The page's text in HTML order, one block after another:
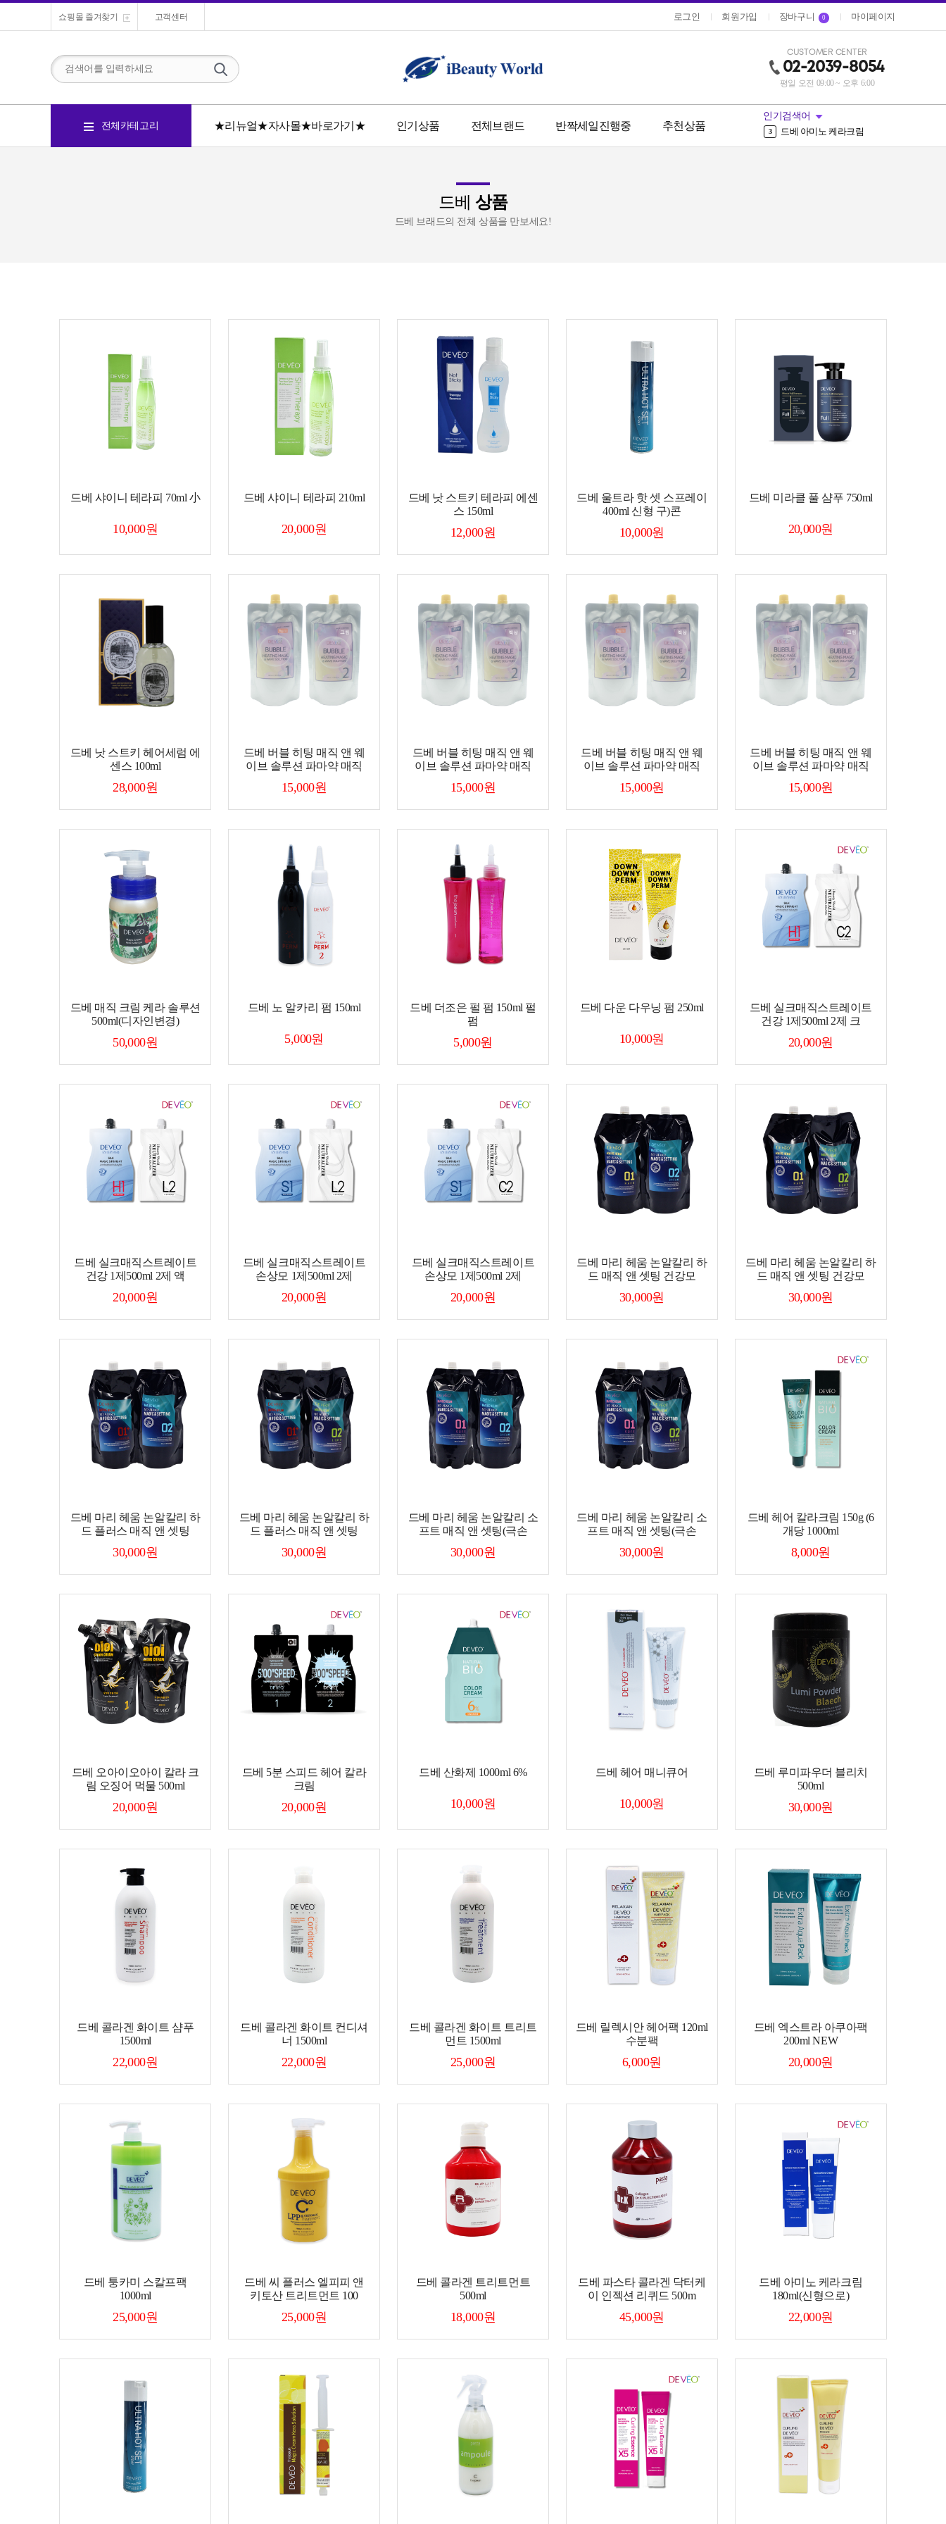
쇼핑몰 즐겨찾기 고객센터 로그인 회원가입 장바구니 0 마이페이지
CUSTOMER CENTER
02-2039-8054
평일 오전 09:00 ~ 오후 6:00
★리뉴얼★자사몰★바로가기★ 인기상품 전체브랜드
넘버쓰리
데미
드베
반짝세일진행중 추천상품
전체카테고리
인기검색어
에센스
1 파스타
2 드베
3 드베 아미노 케라크림
4 엘로이
드베 상품
드베 브래드의 전체 상품을 만보세요!
드베 샤이니 테라피 70ml 小
10,000원
드베 샤이니 테라피 210ml
20,000원
드베 낫 스트키 테라피 에센
스 150ml
12,000원
드베 울트라 핫 셋 스프레이
400ml 신형 구)콘
10,000원
드베 미라클 풀 샴푸 750ml
20,000원
드베 낫 스트키 헤어세럼 에
센스 100ml
28,000원
드베 버블 히팅 매직 앤 웨
이브 솔루션 파마약 매직
15,000원
드베 버블 히팅 매직 앤 웨
이브 솔루션 파마약 매직
15,000원
드베 버블 히팅 매직 앤 웨
이브 솔루션 파마약 매직
15,000원
드베 버블 히팅 매직 앤 웨
이브 솔루션 파마약 매직
15,000원
드베 매직 크림 케라 솔루션
500ml(디자인변경)
50,000원
드베 노 알카리 펌 150ml
5,000원
드베 더조은 펄 펌 150ml 펄
펌
5,000원
드베 다운 다우닝 펌 250ml
10,000원
드베 실크매직스트레이트
건강 1제500ml 2제 크
20,000원
드베 실크매직스트레이트
건강 1제500ml 2제 액
20,000원
드베 실크매직스트레이트
손상모 1제500ml 2제
20,000원
드베 실크매직스트레이트
손상모 1제500ml 2제
20,000원
드베 마리 헤움 논알칼리 하
드 매직 앤 셋팅 건강모
30,000원
드베 마리 헤움 논알칼리 하
드 매직 앤 셋팅 건강모
30,000원
드베 마리 헤움 논알칼리 하
드 플러스 매직 앤 셋팅
30,000원
드베 마리 헤움 논알칼리 하
드 플러스 매직 앤 셋팅
30,000원
드베 마리 헤움 논알칼리 소
프트 매직 앤 셋팅(극손
30,000원
드베 마리 헤움 논알칼리 소
프트 매직 앤 셋팅(극손
30,000원
드베 헤어 칼라크림 150g (6
개당 1000ml
8,000원
드베 오아이오아이 칼라 크
림 오징어 먹물 500ml
20,000원
드베 5분 스피드 헤어 칼라
크림
20,000원
드베 산화제 1000ml 6%
10,000원
드베 헤어 매니큐어
10,000원
드베 루미파우더 블리치
500ml
30,000원
드베 콜라겐 화이트 샴푸
1500ml
22,000원
드베 콜라겐 화이트 컨디셔
너 1500ml
22,000원
드베 콜라겐 화이트 트리트
먼트 1500ml
25,000원
드베 릴렉시안 헤어팩 120ml
수분팩
6,000원
드베 엑스트라 아쿠아팩
200ml NEW
20,000원
드베 퉁카미 스칼프팩
1000ml
25,000원
드베 씨 플러스 엘피피 앤
키토산 트리트먼트 100
25,000원
드베 콜라겐 트리트먼트
500ml
18,000원
드베 파스타 콜라겐 닥터케
이 인젝션 리퀴드 500m
45,000원
드베 아미노 케라크림
180ml(신형으로)
22,000원